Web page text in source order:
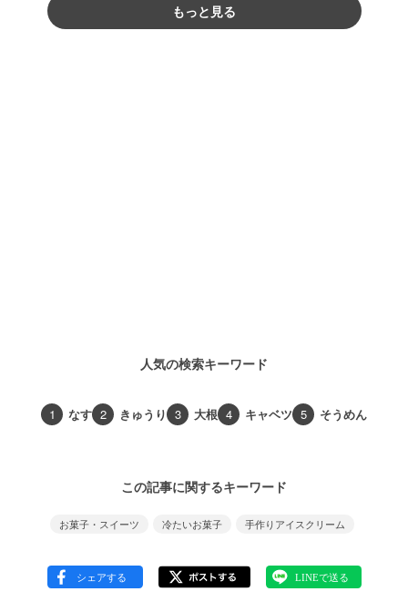
もっと見る
人気の検索キーワード
1 なす 2 きゅうり 3 大根 4 キャベツ 5 そうめん
この記事に関するキーワード
お菓子・スイーツ 冷たいお菓子 手作りアイスクリーム